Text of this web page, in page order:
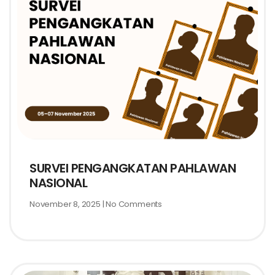
SURVEI PENGANGKATAN PAHLAWAN
NASIONAL
November 8, 2025 No Comments